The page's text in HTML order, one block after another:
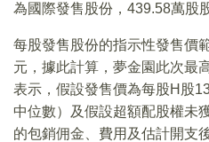
為國際發售股份，439.58萬股
每股發售股份的指示性發售價
元，據此計算，夢金園此次最
表示，假設發售價為每股H股
中位數）及假設超額配股權未
的包銷佣金、費用及估計開支